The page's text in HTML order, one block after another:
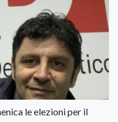
le elezioni per il